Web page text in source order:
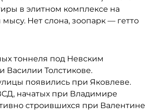
в элитном комплексе на
Нет слона, зоопарк — гетто
тоннеля под Невским
Василии Толстикове.
появились при Яковлеве.
начатых при Владимире
строившихся при Валентине